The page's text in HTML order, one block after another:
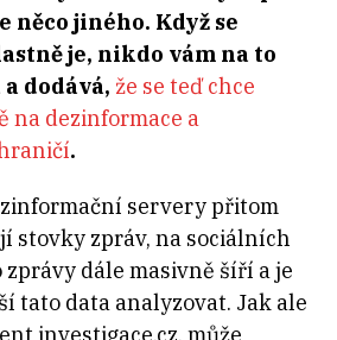
něco jiného. Když se
je, nikdo vám na to
dodává, že se teď chce
na dezinformace a
.
servery přitom
stovky zpráv, na sociálních
dále masivně šíří a je
tato data analyzovat. Jak ale
investigace.cz, může